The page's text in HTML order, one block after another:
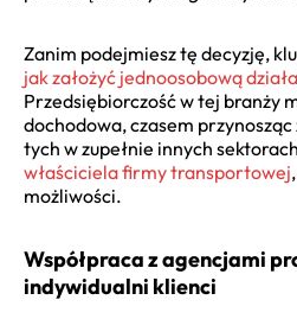
Zanim podejmiesz tę decyzję,
jak założyć jednoosobową
Przedsiębiorczość w tej branży
dochodowa, czasem
tych w zupełnie innych
właściciela firmy transportowej
możliwości.
Współpraca z agencjami
indywidualni klienci